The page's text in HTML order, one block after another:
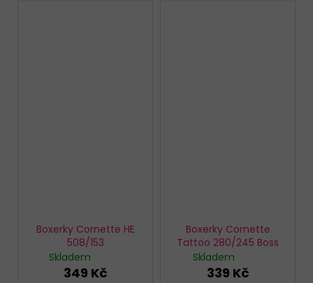
Boxerky Cornette HE
508/153
Skladem
349 Kč
Boxerky Cornette
Tattoo 280/245 Boss
Skladem
339 Kč